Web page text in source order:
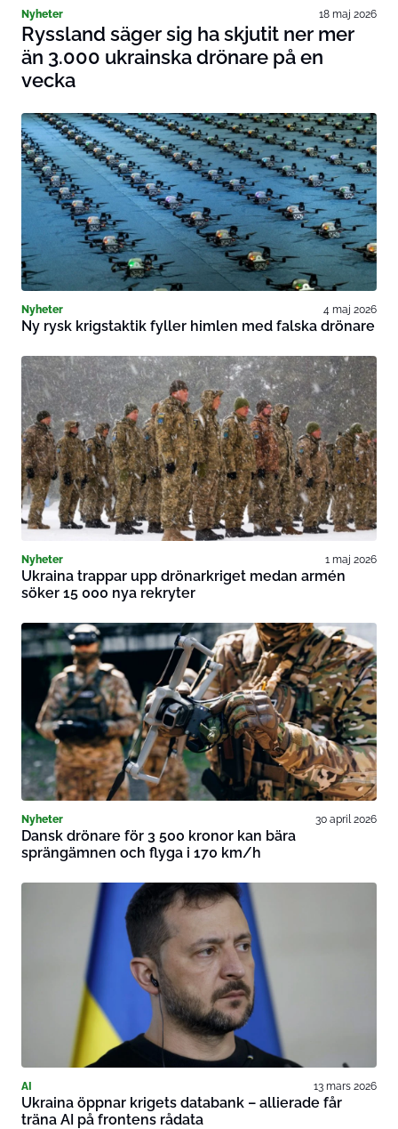
Nyheter 18 maj 2026
Ryssland säger sig ha skjutit ner mer
än 3.000 ukrainska drönare på en
vecka
Nyheter 4 maj 2026
Ny rysk krigstaktik fyller himlen med falska drönare
Nyheter 1 maj 2026
Ukraina trappar upp drönarkriget medan armén
söker 15 000 nya rekryter
Nyheter 30 april 2026
Dansk drönare för 3 500 kronor kan bära
sprängämnen och flyga i 170 km/h
AI 13 mars 2026
Ukraina öppnar krigets databank – allierade får
träna AI på frontens rådata